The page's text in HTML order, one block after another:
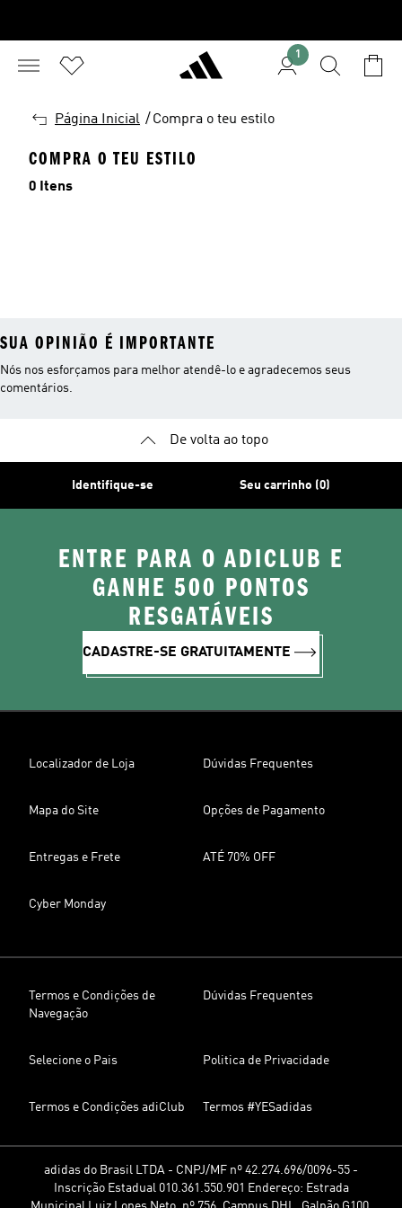
1
VOLTARPágina Inicial / Compra o teu estilo
COMPRA O TEU ESTILO
0 Itens
SUA OPINIÃO É IMPORTANTE
Nós nos esforçamos para melhor atendê-lo e agradecemos seus
comentários.
De volta ao topo
Identifique-se Seu carrinho (0)
ENTRE PARA O ADICLUB E
GANHE 500 PONTOS
RESGATÁVEIS
CADASTRE-SE GRATUITAMENTE
Localizador de Loja Dúvidas Frequentes
Mapa do Site Opções de Pagamento
Entregas e Frete ATÉ 70% OFF
Cyber Monday
Termos e Condições de
Navegação
Dúvidas Frequentes
Selecione o Pais Politica de Privacidade
Termos e Condições adiClub Termos #YESadidas
adidas do Brasil LTDA - CNPJ/MF nº 42.274.696/0096-55 -
Inscrição Estadual 010.361.550.901 Endereço: Estrada